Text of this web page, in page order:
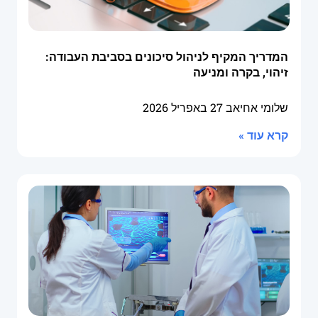
המדריך המקיף לניהול סיכונים בסביבת העבודה:
זיהוי, בקרה ומניעה
שלומי אחיאב27 באפריל 2026
קרא עוד »